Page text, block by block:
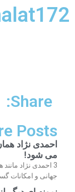
Share:
Posts
احمدی نژاد
می شود!
3 احمدی نژاد
جهانی و امکانات